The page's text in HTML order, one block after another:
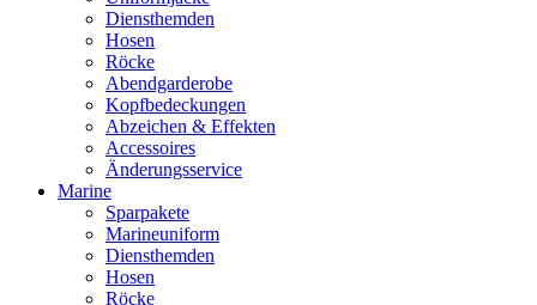
Diensthemden
Hosen
Röcke
Abendgarderobe
Kopfbedeckungen
Abzeichen & Effekten
Accessoires
Änderungsservice
Marine
Sparpakete
Marineuniform
Diensthemden
Hosen
Röcke